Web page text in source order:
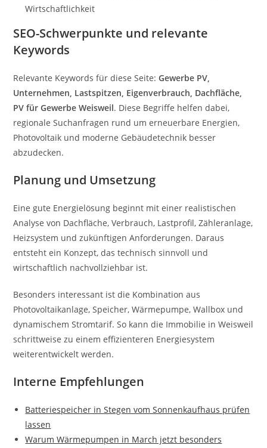
Wirtschaftlichkeit
SEO-Schwerpunkte und relevante
Keywords
Relevante Keywords für diese Seite:Gewerbe PV,
Unternehmen, Lastspitzen, Eigenverbrauch, Dachfläche,
PV für Gewerbe Weisweil. Diese Begriffe helfen dabei,
regionale Suchanfragen rund um erneuerbare Energien,
Photovoltaik und moderne Gebäudetechnik besser
abzudecken.
Planung und Umsetzung
Eine gute Energielösung beginnt mit einer realistischen
Analyse von Dachfläche, Verbrauch, Lastprofil, Zähleranlage,
Heizsystem und zukünftigen Anforderungen. Daraus
entsteht ein Konzept, das technisch sinnvoll und
wirtschaftlich nachvollziehbar ist.
Besonders interessant ist die Kombination aus
Photovoltaikanlage, Speicher, Wärmepumpe, Wallbox und
dynamischem Stromtarif. So kann die Immobilie in Weisweil
schrittweise zu einem effizienteren Energiesystem
weiterentwickelt werden.
Interne Empfehlungen
Batteriespeicher in Stegen vom Sonnenkaufhaus prüfen
lassen
Warum Wärmepumpen in March jetzt besonders